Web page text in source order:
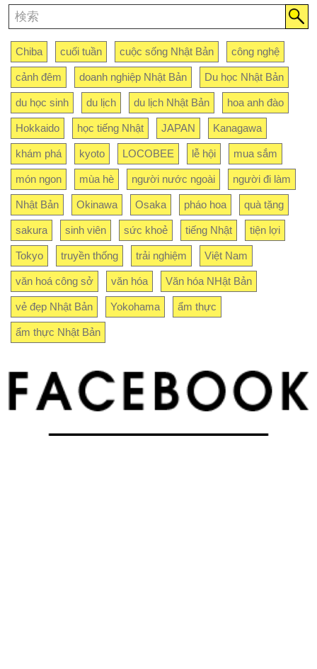
Chiba cuối tuần cuộc sống Nhật Bản công nghệ
cảnh đêm doanh nghiệp Nhật Bản Du học Nhật Bản
du học sinh du lịch du lịch Nhật Bản hoa anh đào
Hokkaido học tiếng Nhật JAPAN Kanagawa
khám phá kyoto LOCOBEE lễ hội mua sắm
món ngon mùa hè người nước ngoài người đi làm
Nhật Bản Okinawa Osaka pháo hoa quà tặng
sakura sinh viên sức khoẻ tiếng Nhật tiện lợi
Tokyo truyền thống trải nghiệm Việt Nam
văn hoá công sở văn hóa Văn hóa NHật Bản
vẻ đẹp Nhật Bản Yokohama ẩm thực
ẩm thực Nhật Bản